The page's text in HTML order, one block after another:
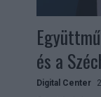
és a
Digital Center